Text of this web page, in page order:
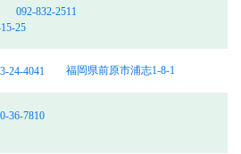
092-832-2511
25
24-4041 福岡県前原市浦志1-8-1
36-7810